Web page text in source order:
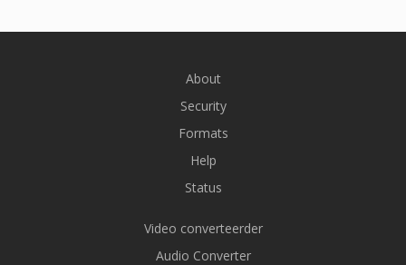
About
Security
Formats
Help
Status
Video converteerder
Audio Converter